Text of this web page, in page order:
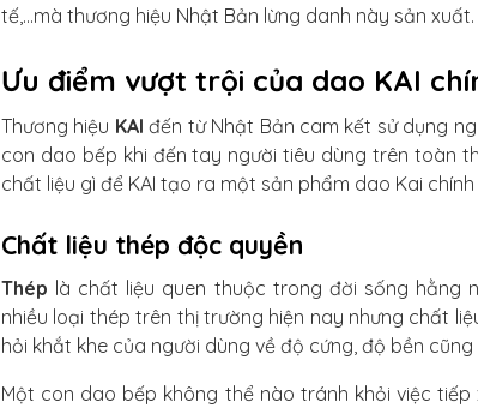
tế,...mà thương hiệu Nhật Bản lừng danh này sản xuất.
Ưu điểm vượt trội của dao KAI
Thương hiệu KAI đến từ Nhật Bản cam kết sử dụng
con dao bếp khi đến tay người tiêu dùng trên toàn
chất liệu gì để KAI tạo ra một sản phẩm dao Kai chính
Chất liệu thép độc quyền
Thép là chất liệu quen thuộc trong đời sống hằng
nhiều loại thép trên thị trường hiện nay nhưng chất
hỏi khắt khe của người dùng về độ cứng, độ bền
Một con dao bếp không thể nào tránh khỏi việc